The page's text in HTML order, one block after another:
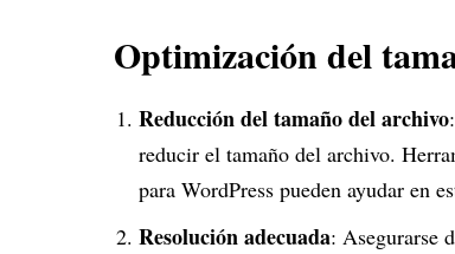
Optimización del
Reducción del tamaño del archivo
reducir el tamaño del archivo.
para WordPress pueden ayudar en
Resolución adecuada: Asegurarse